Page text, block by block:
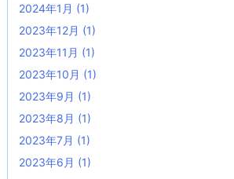
2024年1月 (1)
2023年12月 (1)
2023年11月 (1)
2023年10月 (1)
2023年9月 (1)
2023年8月 (1)
2023年7月 (1)
2023年6月 (1)